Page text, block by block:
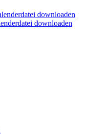
downloaden
downloaden